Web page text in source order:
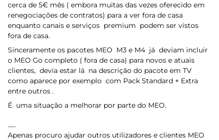
cerca de 5€ mês ( embora muitas das vezes oferecido em
renegociações de contratos) para a ver fora de casa
enquanto canais e serviços premium podem ser vistos
fora de casa.
Sinceramente os pacotes MEO M3 e M4 já deviam incluir
o MEO Go completo ( fora de casa) para novos e atuais
clientes, devia estar lá na descrição do pacote em TV
como aparece por exemplo com Pack Standard + Extra
entre outros .
É uma situação a melhorar por parte do MEO.
Apenas procuro ajudar outros utilizadores e clientes MEO